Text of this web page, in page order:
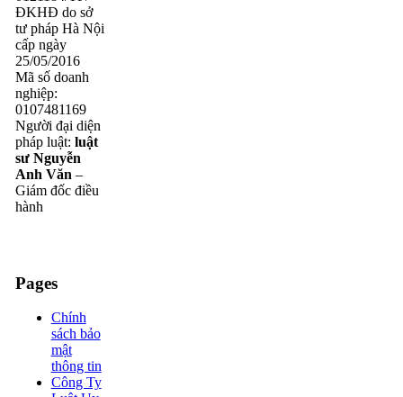
ĐKHĐ do sở
tư pháp Hà Nội
cấp ngày
25/05/2016
Mã số doanh
nghiệp:
0107481169
Người đại diện
pháp luật: luật
sư Nguyễn
Anh Văn –
Giám đốc điều
hành
Pages
Chính
sách bảo
mật
thông tin
Công Ty